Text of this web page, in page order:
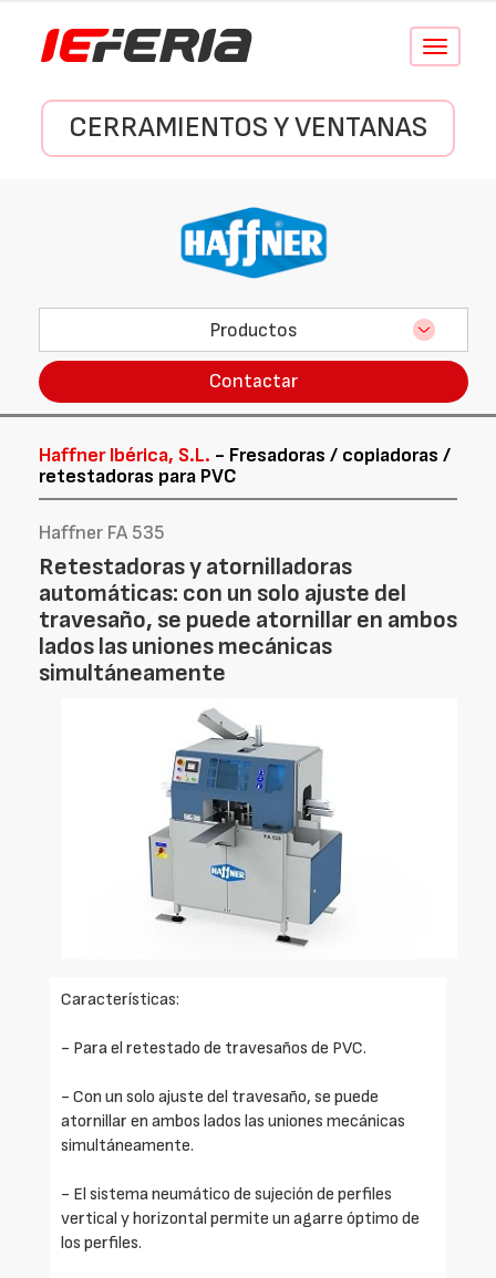
Conmutar
CERRAMIENTOS Y VENTANAS
Productos
Contactar
Haffner Ibérica, S.L. - Fresadoras / copiadoras /
retestadoras para PVC
Haffner FA 535
Retestadoras y atornilladoras
automáticas: con un solo ajuste del
travesaño, se puede atornillar en ambos
lados las uniones mecánicas
simultáneamente
Características:
- Para el retestado de travesaños de PVC.
- Con un solo ajuste del travesaño, se puede
atornillar en ambos lados las uniones mecánicas
simultáneamente.
- El sistema neumático de sujeción de perfiles
vertical y horizontal permite un agarre óptimo de
los perfiles.